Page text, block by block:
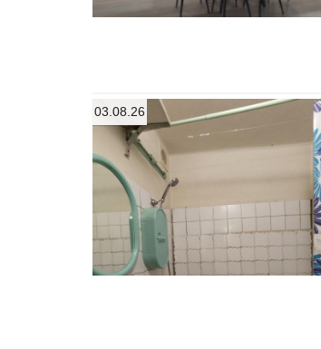
03.08.26